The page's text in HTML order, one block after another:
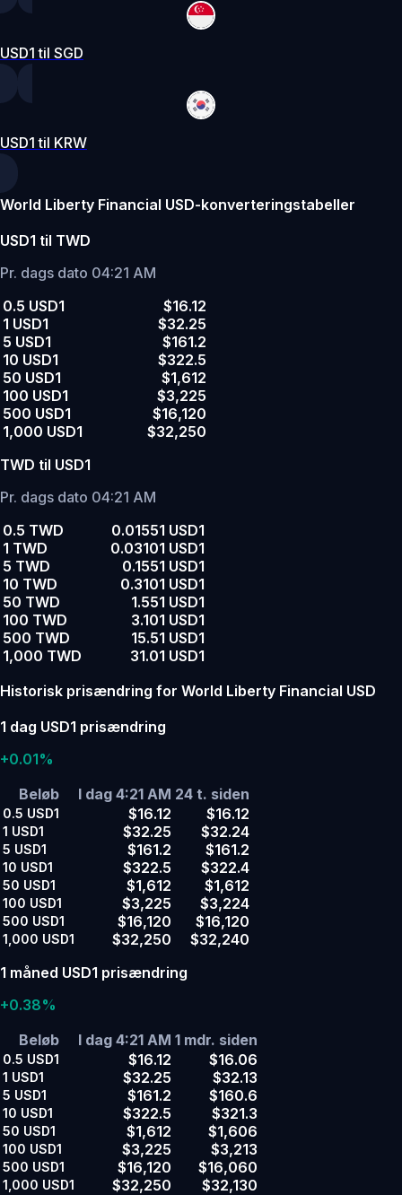
USD1 til SGD
USD1 til KRW
World Liberty Financial USD-konverteringstabeller
USD1 til TWD
Pr. dags dato 04:21 AM
0.5 USD1
$16.12
1 USD1
$32.25
5 USD1
$161.2
10 USD1
$322.5
50 USD1
$1,612
100 USD1
$3,225
500 USD1
$16,120
1,000 USD1
$32,250
TWD til USD1
Pr. dags dato 04:21 AM
0.5 TWD
0.01551 USD1
1 TWD
0.03101 USD1
5 TWD
0.1551 USD1
10 TWD
0.3101 USD1
50 TWD
1.551 USD1
100 TWD
3.101 USD1
500 TWD
15.51 USD1
1,000 TWD
31.01 USD1
Historisk prisændring for World Liberty Financial USD
1 dag USD1 prisændring
+0.01%
Beløb
I dag 4:21 AM 24 t. siden
0.5 USD1 $16.12 $16.12
1 USD1 $32.25 $32.24
5 USD1 $161.2 $161.2
10 USD1 $322.5 $322.4
50 USD1 $1,612 $1,612
100 USD1 $3,225 $3,224
500 USD1 $16,120 $16,120
1,000 USD1 $32,250
$32,240
1 måned USD1 prisændring
+0.38%
Beløb
I dag 4:21 AM 1 mdr. siden
0.5 USD1 $16.12 $16.06
1 USD1 $32.25 $32.13
5 USD1 $161.2 $160.6
10 USD1 $322.5 $321.3
50 USD1 $1,612 $1,606
100 USD1 $3,225 $3,213
500 USD1 $16,120 $16,060
1,000 USD1 $32,250
$32,130